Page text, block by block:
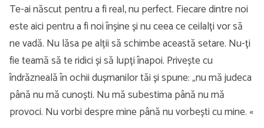
Te-ai născut pentru a fi real, nu perfect. Fiecare dintre noi
este aici pentru a fi noi înșine și nu ceea ce ceilalți vor să
ne vadă. Nu lăsa pe alții să schimbe această setare. Nu-ți
fie teamă să te ridici și să lupți înapoi. Privește cu
îndrăzneală în ochii dușmanilor tăi și spune: „nu mă judeca
până nu mă cunoști. Nu mă subestima până nu mă
provoci. Nu vorbi despre mine până nu vorbești cu mine. «